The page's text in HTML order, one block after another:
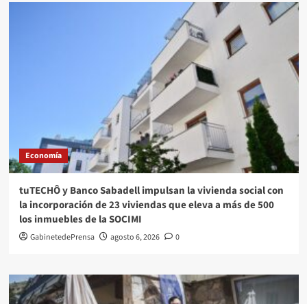
Economía
tuTECHÔ y Banco Sabadell impulsan la vivienda social con
la incorporación de 23 viviendas que eleva a más de 500
los inmuebles de la SOCIMI
GabinetedePrensa agosto 6, 2026 0